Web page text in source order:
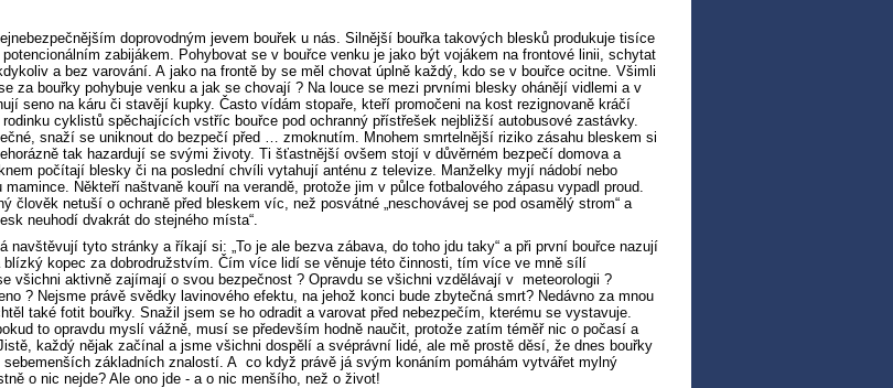
doprovodným jevem bouřek u nás. Silnější bouřka takových blesků produkuje tisíce
zabijákem. Pohybovat se v bouřce venku je jako být vojákem na frontové linii, schytat
a bez varování. A jako na frontě by se měl chovat úplně každý, kdo se v bouřce ocitne. Všimli
za bouřky pohybuje venku a jak se chovají ? Na louce se mezi prvními blesky ohánějí vidlemi a v
seno na káru či stavějí kupky. Často vídám stopaře, kteří promočeni na kost rezignovaně kráčí
cyklistů spěchajících vstříc bouřce pod ochranný přístřešek nejbližší autobusové zastávky.
snaží se uniknout do bezpečí před … zmoknutím. Mnohem smrtelnější riziko zásahu bleskem si
tak hazardují se svými životy. Ti šťastnější ovšem stojí v důvěrném bezpečí domova a
počítají blesky či na poslední chvíli vytahují anténu z televize. Manželky myjí nádobí nebo
mamince. Někteří naštvaně kouří na verandě, protože jim v půlce fotbalového zápasu vypadl proud.
člověk netuší o ochraně před bleskem víc, než posvátné „neschovávej se pod osamělý strom“ a
neuhodí dvakrát do stejného místa“.
navštěvují tyto stránky a říkají si: „To je ale bezva zábava, do toho jdu taky“ a při první bouřce nazují
blízký kopec za dobrodružstvím. Čím více lidí se věnuje této činnosti, tím více ve mně sílí
všichni aktivně zajímají o svou bezpečnost ? Opravdu se všichni vzdělávají v meteorologii ?
? Nejsme právě svědky lavinového efektu, na jehož konci bude zbytečná smrt? Nedávno za mnou
také fotit bouřky. Snažil jsem se ho odradit a varovat před nebezpečím, kterému se vystavuje.
to opravdu myslí vážně, musí se především hodně naučit, protože zatím téměř nic o počasí a
každý nějak začínal a jsme všichni dospělí a svéprávní lidé, ale mě prostě děsí, že dnes bouřky
základních znalostí. A co když právě já svým konáním pomáhám vytvářet mylný
o nic nejde? Ale ono jde - a o nic menšího, než o život!